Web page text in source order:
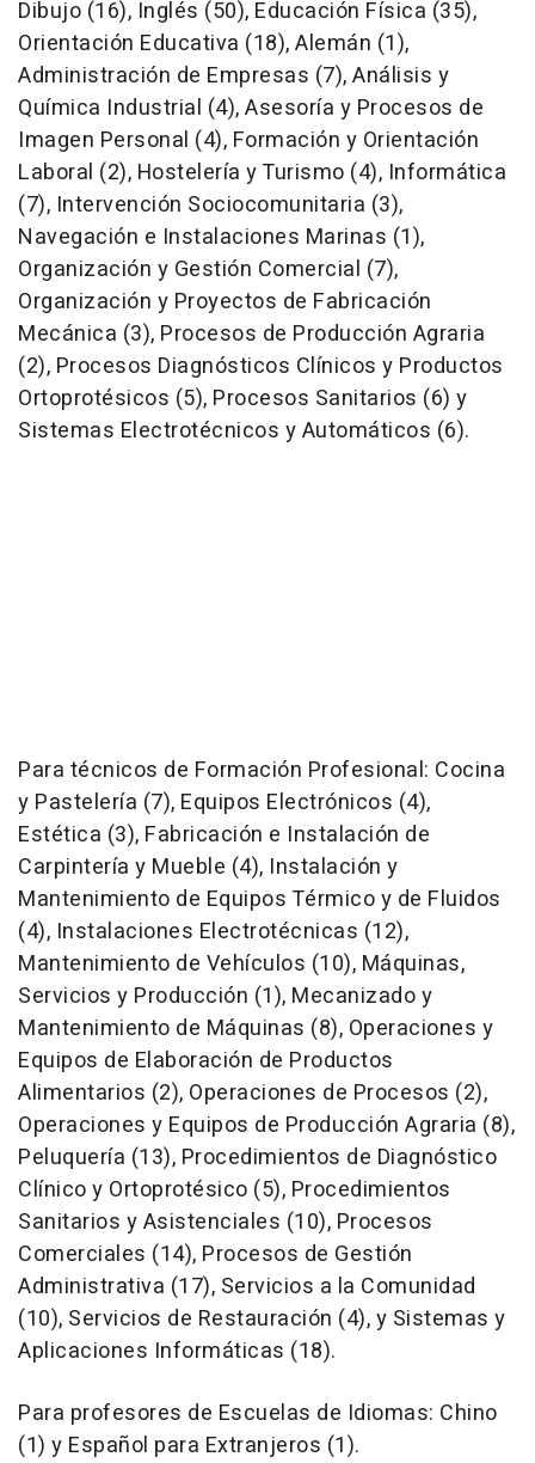
Dibujo (16), Inglés (50), Educación Física (35),
Orientación Educativa (18), Alemán (1),
Administración de Empresas (7), Análisis y
Química Industrial (4), Asesoría y Procesos de
Imagen Personal (4), Formación y Orientación
Laboral (2), Hostelería y Turismo (4), Informática
(7), Intervención Sociocomunitaria (3),
Navegación e Instalaciones Marinas (1),
Organización y Gestión Comercial (7),
Organización y Proyectos de Fabricación
Mecánica (3), Procesos de Producción Agraria
(2), Procesos Diagnósticos Clínicos y Productos
Ortoprotésicos (5), Procesos Sanitarios (6) y
Sistemas Electrotécnicos y Automáticos (6).
Para técnicos de Formación Profesional: Cocina
y Pastelería (7), Equipos Electrónicos (4),
Estética (3), Fabricación e Instalación de
Carpintería y Mueble (4), Instalación y
Mantenimiento de Equipos Térmico y de Fluidos
(4), Instalaciones Electrotécnicas (12),
Mantenimiento de Vehículos (10), Máquinas,
Servicios y Producción (1), Mecanizado y
Mantenimiento de Máquinas (8), Operaciones y
Equipos de Elaboración de Productos
Alimentarios (2), Operaciones de Procesos (2),
Operaciones y Equipos de Producción Agraria (8),
Peluquería (13), Procedimientos de Diagnóstico
Clínico y Ortoprotésico (5), Procedimientos
Sanitarios y Asistenciales (10), Procesos
Comerciales (14), Procesos de Gestión
Administrativa (17), Servicios a la Comunidad
(10), Servicios de Restauración (4), y Sistemas y
Aplicaciones Informáticas (18).
Para profesores de Escuelas de Idiomas: Chino
(1) y Español para Extranjeros (1).